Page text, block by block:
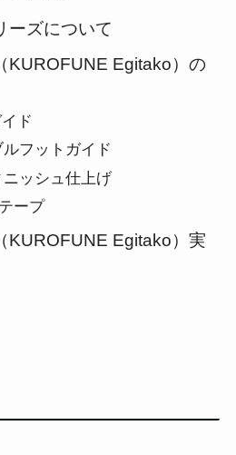
ーズについて
KUROFUNE Egitako）の
ド
フットガイド
ッシュ仕上げ
ープ
KUROFUNE Egitako）実